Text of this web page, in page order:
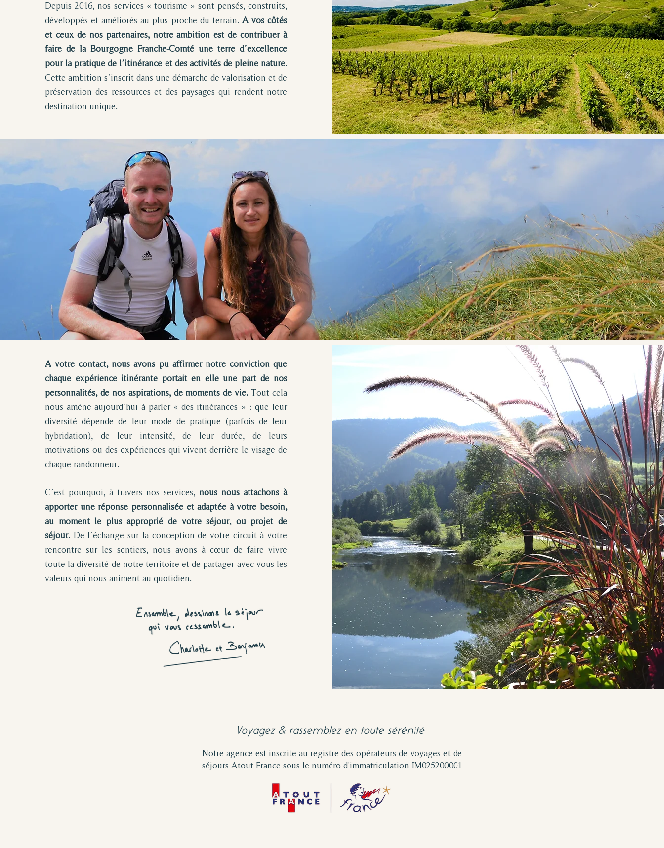
Depuis 2016, nos services « tourisme » sont pensés, construits,
développés et améliorés au plus proche du terrain. A vos côtés
et ceux de nos partenaires, notre ambition est de contribuer à
faire de la Bourgogne Franche-Comté une terre d’excellence
pour la pratique de l’itinérance et des activités de pleine nature.
Cette ambition s’inscrit dans une démarche de valorisation et de
préservation des ressources et des paysages qui rendent notre
destination unique.
​​A votre contact, nous avons pu affirmer notre conviction que
chaque expérience itinérante portait en elle une part de nos
personnalités, de nos aspirations, de moments de vie. Tout cela
nous amène aujourd’hui à parler « des itinérances » : que leur
diversité dépende de leur mode de pratique (parfois de leur
hybridation), de leur intensité, de leur durée, de leurs
motivations ou des expériences qui vivent derrière le visage de
chaque randonneur.
C’est pourquoi, à travers nos services, nous nous attachons à
apporter une réponse personnalisée et adaptée à votre besoin,
au moment le plus approprié de votre séjour, ou projet de
séjour. De l’échange sur la conception de votre circuit à votre
rencontre sur les sentiers, nous avons à cœur de faire vivre
toute la diversité de notre territoire et de partager avec vous les
valeurs qui nous animent au quotidien.
Voyagez &rassemblez en toute sérénité
Notre agence est inscrite au registre des opérateurs de voyages et de
séjours Atout France sous le numéro d'immatriculation IM025200001